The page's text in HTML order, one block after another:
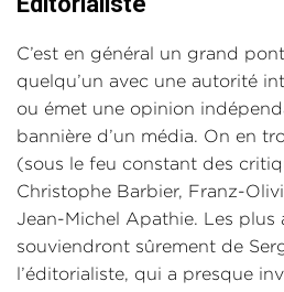
C’est en général un grand
quelqu’un avec une autorité
ou émet une opinion
bannière d’un média. On en
(sous le feu constant des
Christophe Barbier, Franz-
Jean-Michel Apathie. Les plus
souviendront sûrement de
l’éditorialiste, qui a presque